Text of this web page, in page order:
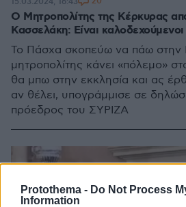
Protothema - Do Not Process
Information
Ο Μητροπολίτης της Κέρκυρας
Κασσελάκη: Είναι καλοδεχούμενοι
Το Πάσχα σκοπεύω να πάω στην
μητροπολίτης κάνει «πόλεμο»
θα μπω στην εκκλησία και ας
αν θέλει, υπογράμμισε σε
πρόεδρος του ΣΥΡΙΖΑ